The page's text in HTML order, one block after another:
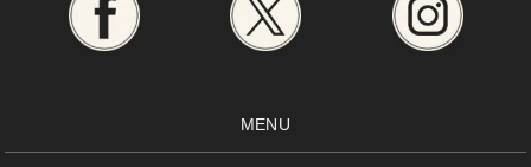
MENU